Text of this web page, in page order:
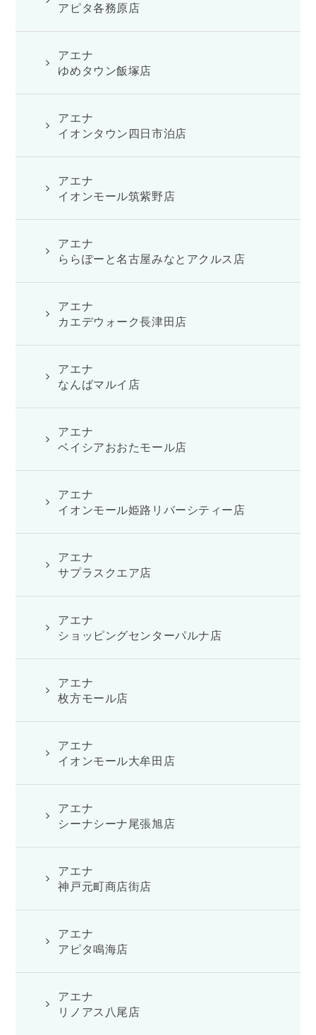
アピタ各務原店
アエナ
ゆめタウン飯塚店
アエナ
イオンタウン四日市泊店
アエナ
イオンモール筑紫野店
アエナ
ららぽーと名古屋みなとアクルス店
アエナ
カエデウォーク長津田店
アエナ
なんばマルイ店
アエナ
ベイシアおおたモール店
アエナ
イオンモール姫路リバーシティー店
アエナ
サプラスクエア店
アエナ
ショッピングセンターパルナ店
アエナ
枚方モール店
アエナ
イオンモール大牟田店
アエナ
シーナシーナ尾張旭店
アエナ
神戸元町商店街店
アエナ
アピタ鳴海店
アエナ
リノアス八尾店